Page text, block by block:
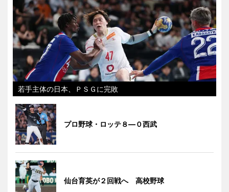
若手主体の日本、ＰＳＧに完敗
プロ野球・ロッテ８―０西武
仙台育英が２回戦へ 高校野球